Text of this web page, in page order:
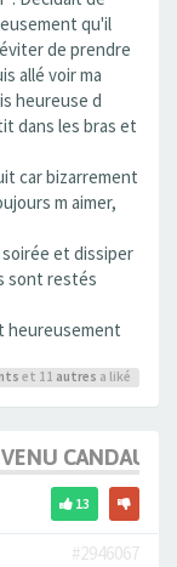
qu'il
de prendre
allé voir ma
heureuse d
dans les bras et
car bizarrement
m aimer,
et dissiper
sont restés
heureusement
et 11 autres a liké
13
#2946067